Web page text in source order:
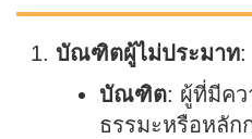
บัณฑิตผู้ไม่ประมาท:
บัณฑิต: ผู้ที่มีคว
ธรรมะหรือหลัก